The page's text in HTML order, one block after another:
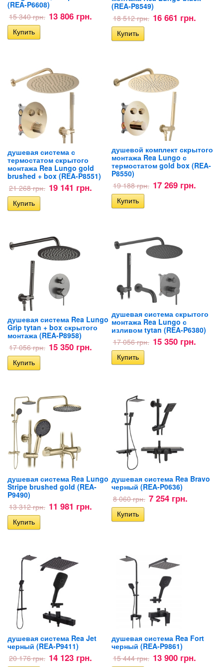
(REA-P6608)
15 340 грн. 13 806 грн.
(REA-P8549)
18 512 грн. 16 661 грн.
душевая система с
термостатом скрытого
монтажа Rea Lungo gold
brushed + box (REA-P8551)
21 268 грн. 19 141 грн.
душевой комплект скрытого
монтажа Rea Lungo с
термостатом gold box (REA-
P8550)
19 188 грн. 17 269 грн.
душевая система Rea Lungo
Grip tytan + box скрытого
монтажа (REA-P8958)
17 056 грн. 15 350 грн.
душевая система скрытого
монтажа Rea Lungo с
изливом tytan (REA-P6380)
17 056 грн. 15 350 грн.
душевая система Rea Lungo
Stripe brushed gold (REA-
P9490)
13 312 грн. 11 981 грн.
душевая система Rea Bravo
черный (REA-P0636)
8 060 грн. 7 254 грн.
душевая система Rea Jet
черный (REA-P9411)
20 176 грн. 14 123 грн.
душевая система Rea Fort
черный (REA-P9861)
15 444 грн. 13 900 грн.